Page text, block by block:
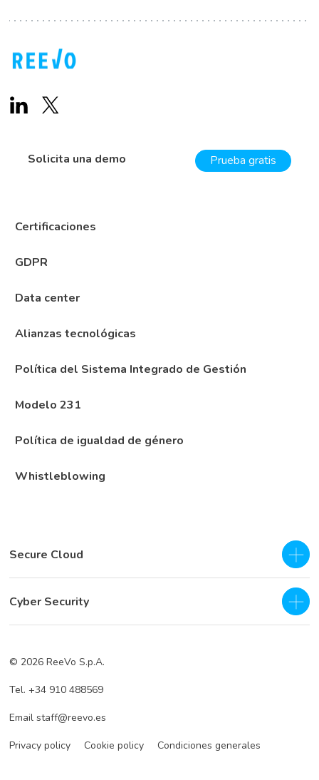
Solicita una demo Prueba gratis
Certificaciones
GDPR
Data center
Alianzas tecnológicas
Política del Sistema Integrado de Gestión
Modelo 231
Política de igualdad de género
Whistleblowing
Secure Cloud
IaaS - Private Cloud
Hybrid Cloud
Cyber Security
Incident Response
© 2026 ReeVo S.p.A.
Tel. +34 910 488569
Email staff@reevo.es
Privacy policy Cookie policy Condiciones generales